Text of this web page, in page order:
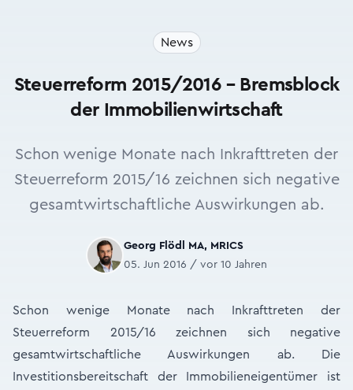
News
Steuerreform 2015/2016 – Bremsblock
der Immobilienwirtschaft
Schon wenige Monate nach Inkrafttreten der
Steuerreform 2015/16 zeichnen sich negative
gesamtwirtschaftliche Auswirkungen ab.
Georg Flödl MA, MRICS
05. Jun 2016 / vor 10 Jahren
Schon wenige Monate nach Inkrafttreten der
Steuerreform 2015/16 zeichnen sich negative
gesamtwirtschaftliche Auswirkungen ab. Die
Investitionsbereitschaft der Immobilieneigentümer ist